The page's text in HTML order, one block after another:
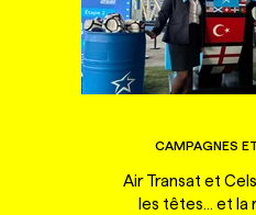
CAMPAGNES
Air Transat et
les têtes... et la